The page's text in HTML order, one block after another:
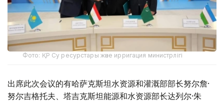
Фото: ҚР Су ресурстары және ирригация министрлігі
出席此次会议的有哈萨克斯坦水资源和灌溉部部长努尔詹·
努尔吉格托夫、塔吉克斯坦能源和水资源部长达列尔·朱